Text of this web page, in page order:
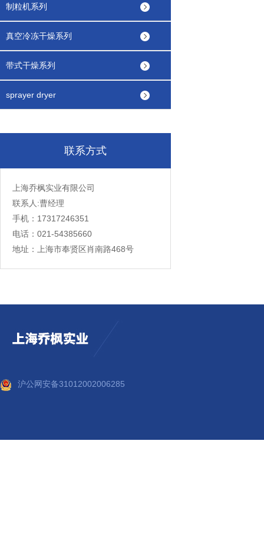
制粒机系列
真空冷冻干燥系列
带式干燥系列
sprayer dryer
联系方式
上海乔枫实业有限公司
联系人:曹经理
手机：17317246351
电话：021-54385660
地址：上海市奉贤区肖南路468号
沪公网安备31012002006285